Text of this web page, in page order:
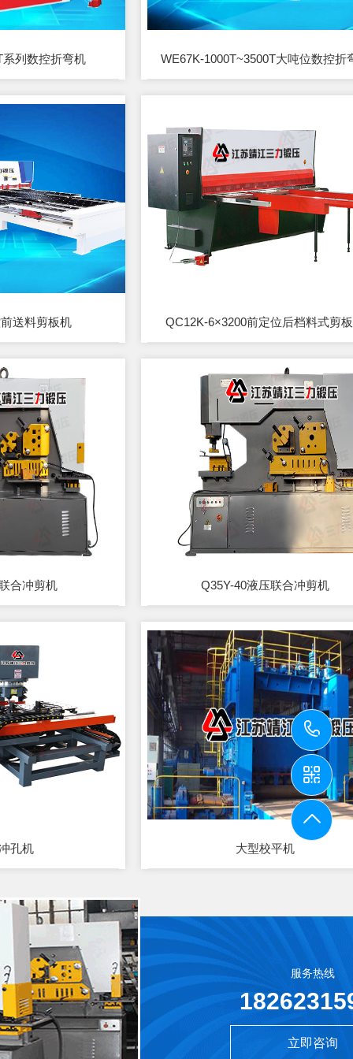
系列数控折弯机 WE67K-1000T~3500T大吨位数控折
送料剪板机 QC12K-6×3200前定位后档料式剪
合冲剪机 Q35Y-40液压联合冲剪机
孔机 大型校平机
服务热线
立即咨询